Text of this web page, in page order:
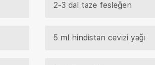
2-3 dal taze fesleğen
5 ml hindistan cevizi yağı